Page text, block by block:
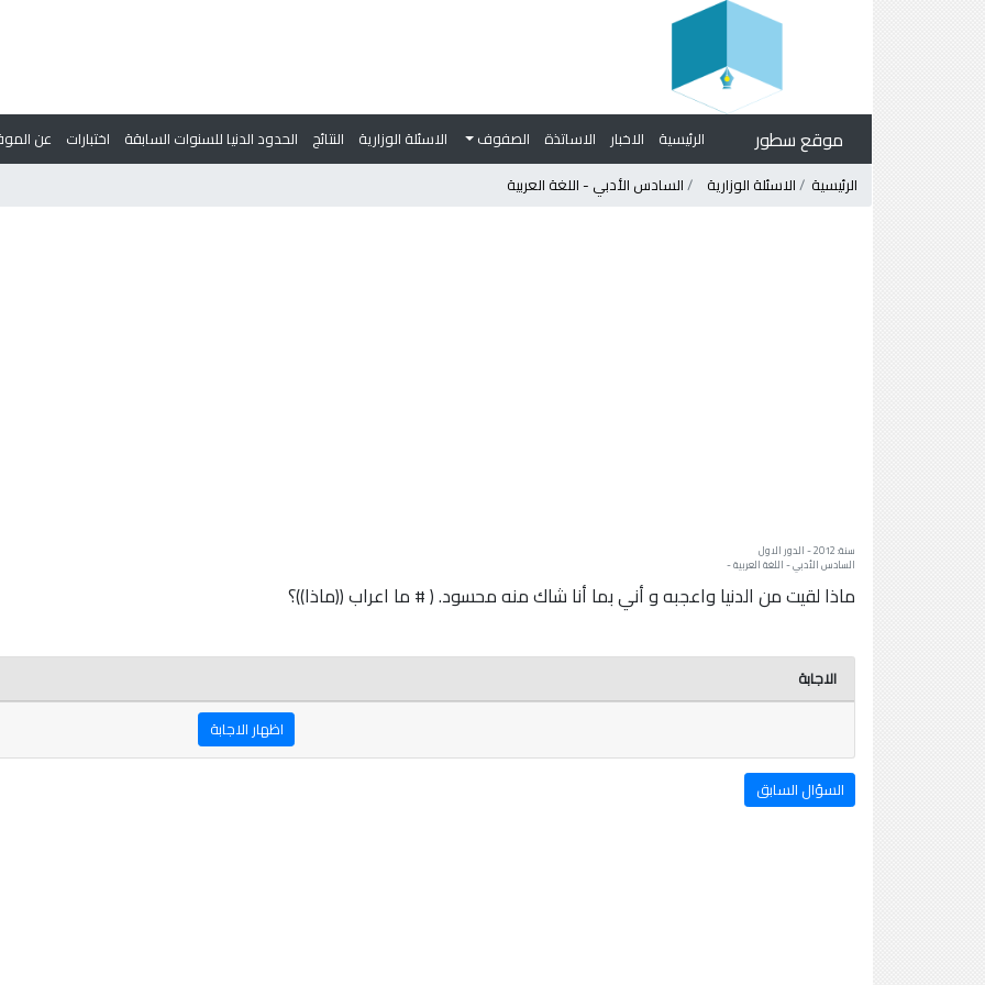
موقع سطور الرئيسية الاخبار الاساتذة الصفوف الاسئلة الوزارية النتائج الحدود الدنيا للسنوات السابقة اختبارات عن
الرئيسية
الاسئلة الوزارية السادس الأدبي - اللغة العربية
سنة: 2012 - الدور الاول
السادس الأدبي - اللغة العربية -
ماذا لقيت من الدنيا واعجبه و أني بما أنا شاك منه محسود. ( # ما اعراب ((ماذا))؟
الاجابة
اظهار الاجابة
السؤال السابق